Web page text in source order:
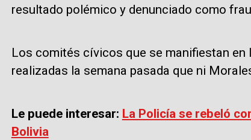
resultado polémico y denunciado como
Los comités cívicos que se manifiestan
realizadas la semana pasada que ni
Le puede interesar: La Policía se rebeló
Bolivia